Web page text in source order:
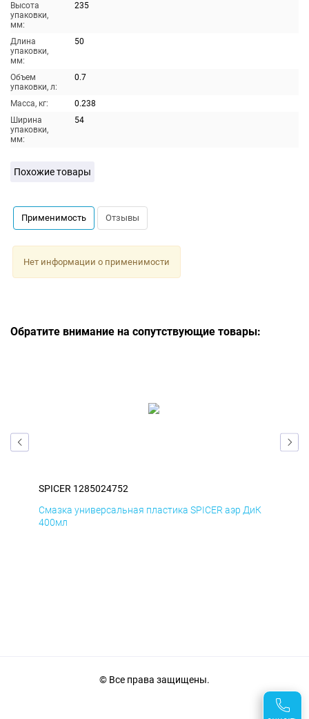
Высота
упаковки,
мм:
235
Длина
упаковки,
мм:
50
Объем
упаковки, л:
0.7
Масса, кг:
0.238
Ширина
упаковки,
мм:
54
Похожие товары
Применимость Отзывы
Нет информации о применимости
Обратите внимание на сопутствующие товары:
SPICER 1285024752
Смазка универсальная пластика SPICER аэр ДиК
400мл
© Все права защищены.